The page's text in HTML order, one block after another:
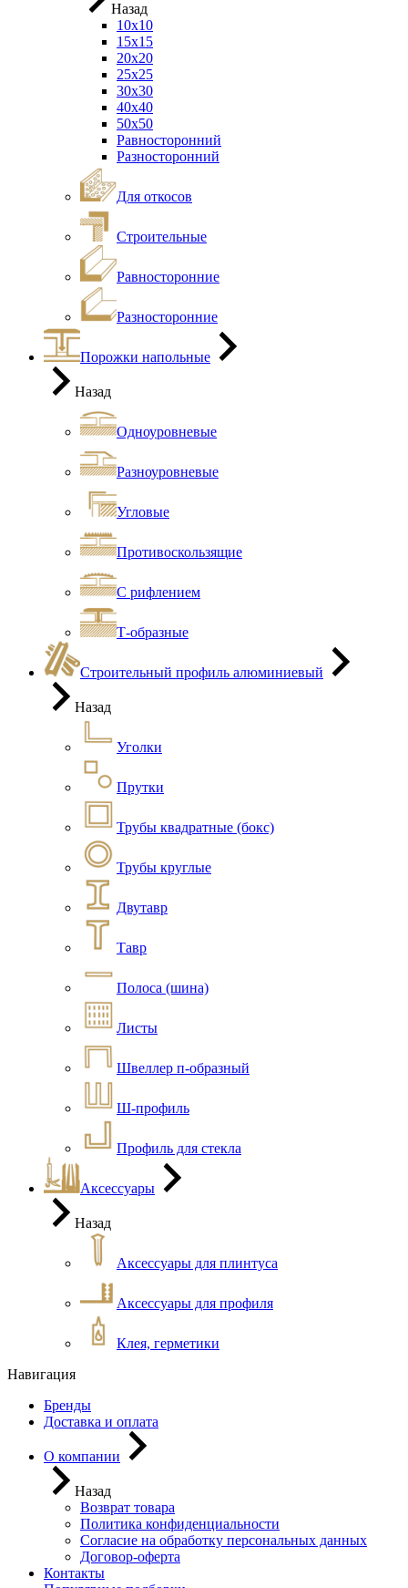
Назад
10х10
15х15
20х20
25х25
30х30
40х40
50х50
Равносторонний
Разносторонний
Для откосов
Строительные
Равносторонние
Разносторонние
Порожки напольные
Назад
Одноуровневые
Разноуровневые
Угловые
Противоскользящие
С рифлением
Т-образные
Строительный профиль алюминиевый
Назад
Уголки
Прутки
Трубы квадратные (бокс)
Трубы круглые
Двутавр
Тавр
Полоса (шина)
Листы
Швеллер п-образный
Ш-профиль
Профиль для стекла
Аксессуары
Назад
Аксессуары для плинтуса
Аксессуары для профиля
Клея, герметики
Навигация
Бренды
Доставка и оплата
О компании
Назад
Возврат товара
Политика конфиденциальности
Согласие на обработку персональных данных
Договор-оферта
Контакты